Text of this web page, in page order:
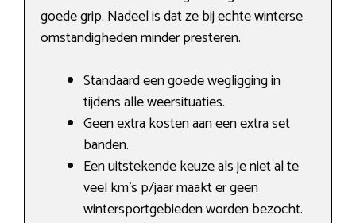
goede grip. Nadeel is dat ze bij echte winterse
omstandigheden minder presteren.
Standaard een goede wegligging in
tijdens alle weersituaties.
Geen extra kosten aan een extra set
banden.
Een uitstekende keuze als je niet al te
veel km’s p/jaar maakt er geen
wintersportgebieden worden bezocht.